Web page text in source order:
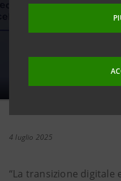
4 luglio 2025
“La transizione digitale